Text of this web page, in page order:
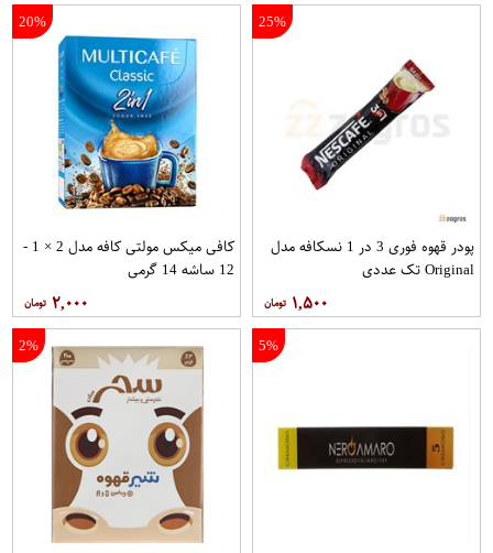
25%
پودر قهوه فوری 3 در 1 نسکافه مدل
Original تک عددی
۱,۵۰۰
20%
کافی میکس مولتی کافه مدل 2 × 1 -
12 ساشه 14 گرمی
۲,۰۰۰
5%
2%